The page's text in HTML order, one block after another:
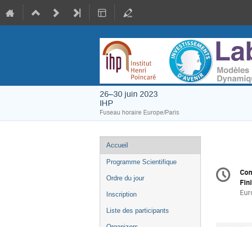
26–30 juin 2023
IHP
Fuseau horaire Europe/Paris
Menu
de
l'événement
Accueil
Programme Scientifique
Ordre du jour
Inscription
Liste des participants
de